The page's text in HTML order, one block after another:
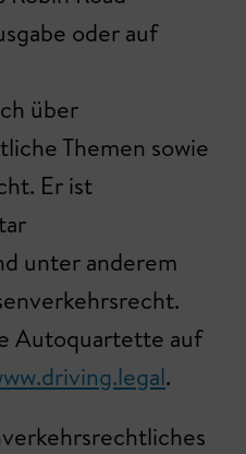
oder auf
über
Themen sowie
Er ist
unter anderem
Autoquartette auf
.